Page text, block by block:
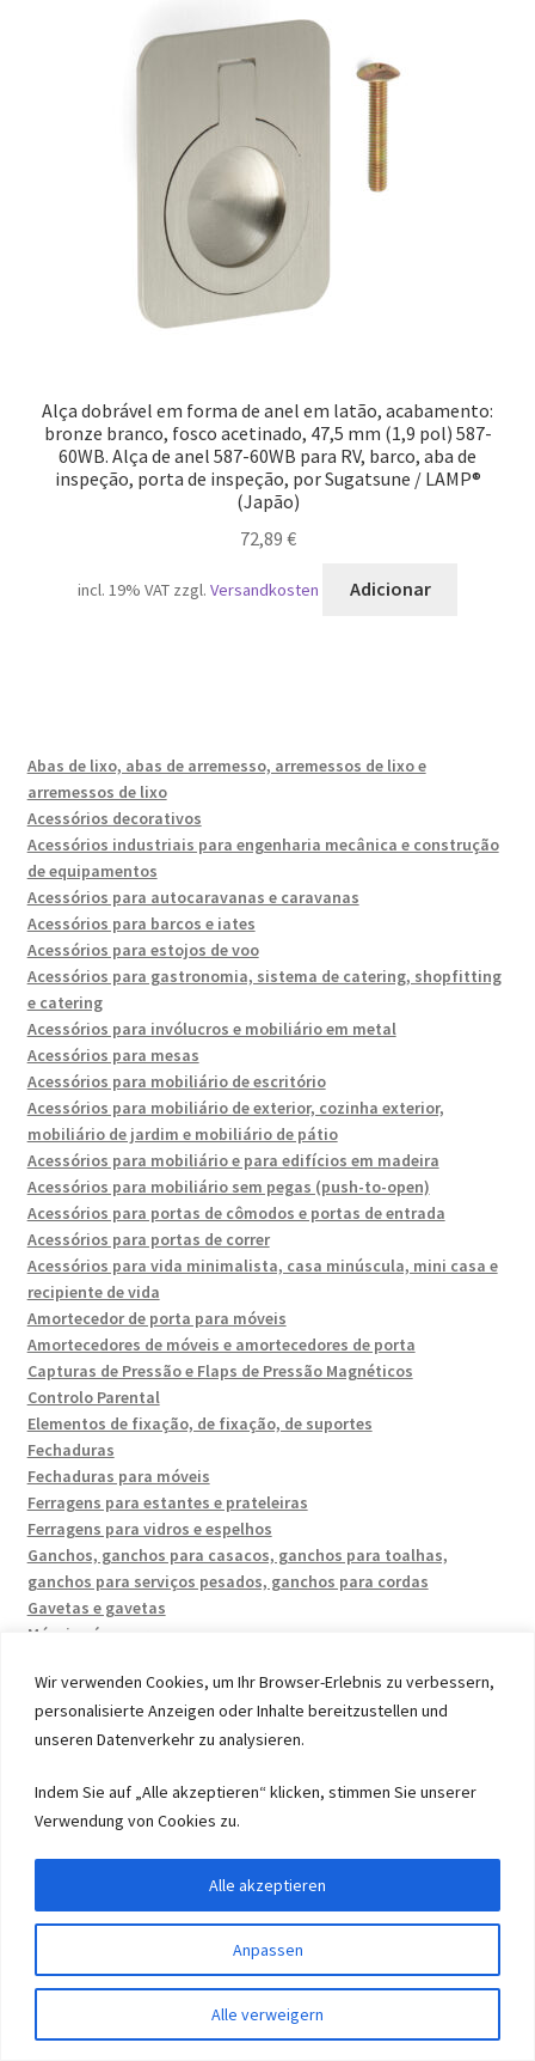
Wir verwenden Cookies, um Ihr Browser-Erlebnis zu verbessern,
personalisierte Anzeigen oder Inhalte bereitzustellen und
unseren Datenverkehr zu analysieren.
Indem Sie auf „Alle akzeptieren“ klicken, stimmen Sie unserer
Verwendung von Cookies zu.
Anpassen
Alle verweigern
Alle akzeptieren
Alça dobrável em forma de anel em latão, acabamento:
bronze branco, fosco acetinado, 47,5 mm (1,9 pol) 587-
60WB. Alça de anel 587-60WB para RV, barco, aba de
inspeção, porta de inspeção, por Sugatsune / LAMP®
(Japão)
72,89 €
incl. 19% VAT zzgl. Versandkosten Adicionar
Abas de lixo, abas de arremesso, arremessos de lixo e
arremessos de lixo
Acessórios decorativos
Acessórios industriais para engenharia mecânica e construção
de equipamentos
Acessórios para autocaravanas e caravanas
Acessórios para barcos e iates
Acessórios para estojos de voo
Acessórios para gastronomia, sistema de catering, shopfitting
e catering
Acessórios para invólucros e mobiliário em metal
Acessórios para mesas
Acessórios para mobiliário de escritório
Acessórios para mobiliário de exterior, cozinha exterior,
mobiliário de jardim e mobiliário de pátio
Acessórios para mobiliário e para edifícios em madeira
Acessórios para mobiliário sem pegas (push-to-open)
Acessórios para portas de cômodos e portas de entrada
Acessórios para portas de correr
Acessórios para vida minimalista, casa minúscula, mini casa e
recipiente de vida
Amortecedor de porta para móveis
Amortecedores de móveis e amortecedores de porta
Capturas de Pressão e Flaps de Pressão Magnéticos
Controlo Parental
Elementos de fixação, de fixação, de suportes
Fechaduras
Fechaduras para móveis
Ferragens para estantes e prateleiras
Ferragens para vidros e espelhos
Ganchos, ganchos para casacos, ganchos para toalhas,
ganchos para serviços pesados, ganchos para cordas
Gavetas e gavetas
Móveis pés e pernas
Outros acessórios
Papa-moscas magnético
Pés para móveis
Rodízios para móveis, rodízios giratórios, rodízios para
cadeiras e rodízios para veículos pesados
Sistemas de retalhos e acessórios de aba
Tecnologia de fixação: parafusos, porcas e arruelas
Trilhos de guia e extensões
Pesquisar
Pesquisa